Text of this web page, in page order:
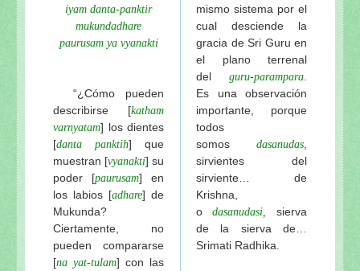
iyam danta-panktir
mukundadhare
paurusam ya vyanakti
“¿Cómo pueden
describirse [katham
varnyatam] los dientes
[danta panktih] que
muestran [vyanakti] su
poder [paurusam] en
los labios [adhare] de
Mukunda?
Ciertamente, no
pueden compararse
[na yat-tulam] con las
mismo sistema por el
cual desciende la
gracia de Sri Guru en
el plano terrenal
del guru-parampara
Es una observación
importante, porque
todos
somos dasanudas
sirvientes del
sirviente… de
Krishna,
o dasanudasi,
sierva
de la sierva de…
Srimati Radhika.